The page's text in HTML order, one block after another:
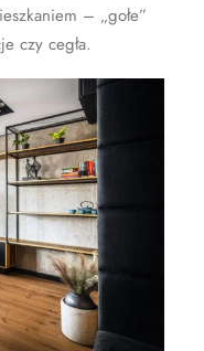
– „gołe”
czy cegła.